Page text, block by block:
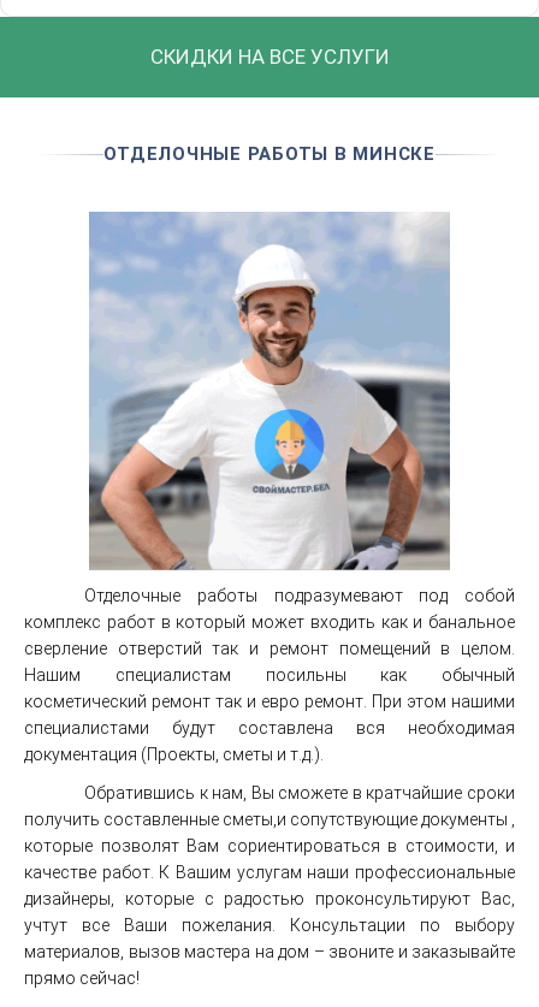
СКИДКИ НА ВСЕ УСЛУГИ
ОТДЕЛОЧНЫЕ РАБОТЫ В МИНСКЕ
Отделочные работы подразумевают под собой
комплекс работ в который может входить как и банальное
сверление отверстий так и ремонт помещений в целом.
Нашим специалистам посильны как обычный
косметический ремонт так и евро ремонт. При этом нашими
специалистами будут составлена вся необходимая
документация (Проекты, сметы и т.д.).
Обратившись к нам, Вы сможете в кратчайшие сроки
получить составленные сметы,и сопутствующие документы ,
которые позволят Вам сориентироваться в стоимости, и
качестве работ. К Вашим услугам наши профессиональные
дизайнеры, которые с радостью проконсультируют Вас,
учтут все Ваши пожелания. Консультации по выбору
материалов, вызов мастера на дом – звоните и заказывайте
прямо сейчас!